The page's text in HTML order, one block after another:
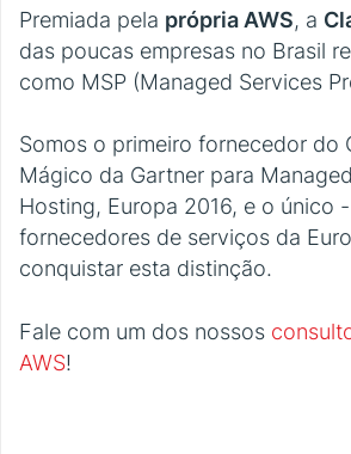
Premiada pela própria AWS, a
das poucas empresas no Brasil
como MSP (Managed Services
Somos o primeiro fornecedor do
Mágico da Gartner para
Hosting, Europa 2016, e o único
fornecedores de serviços da
conquistar esta distinção.
Fale com um dos nossos
AWS!